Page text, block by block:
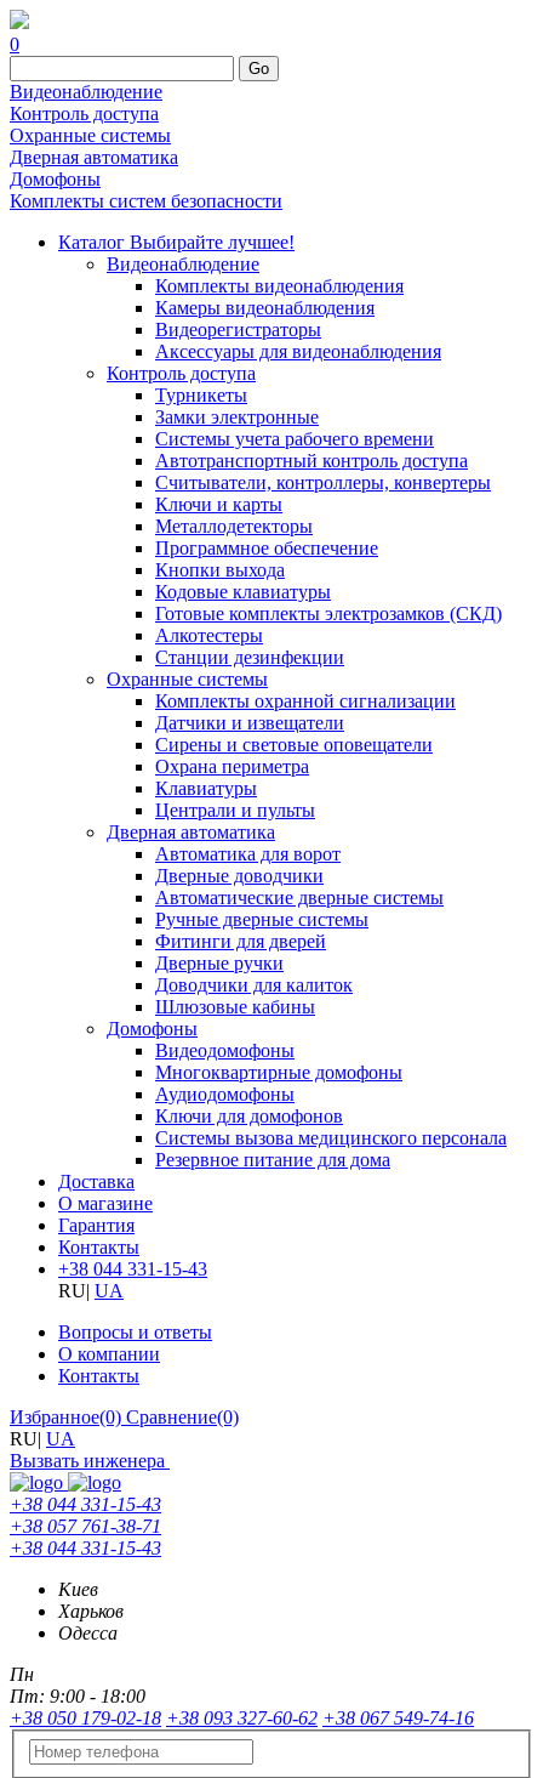
0
Go
Видеонаблюдение
Контроль доступа
Охранные системы
Дверная автоматика
Домофоны
Комплекты систем безопасности
Каталог Выбирайте лучшее!
Видеонаблюдение
Комплекты видеонаблюдения
Камеры видеонаблюдения
Видеорегистраторы
Аксессуары для видеонаблюдения
Контроль доступа
Турникеты
Замки электронные
Системы учета рабочего времени
Автотранспортный контроль доступа
Считыватели, контроллеры, конвертеры
Ключи и карты
Металлодетекторы
Программное обеспечение
Кнопки выхода
Кодовые клавиатуры
Готовые комплекты электрозамков (СКД)
Алкотестеры
Станции дезинфекции
Охранные системы
Комплекты охранной сигнализации
Датчики и извещатели
Сирены и световые оповещатели
Охрана периметра
Клавиатуры
Централи и пульты
Дверная автоматика
Автоматика для ворот
Дверные доводчики
Автоматические дверные системы
Ручные дверные системы
Фитинги для дверей
Дверные ручки
Доводчики для калиток
Шлюзовые кабины
Домофоны
Видеодомофоны
Многоквартирные домофоны
Аудиодомофоны
Ключи для домофонов
Системы вызова медицинского персонала
Резервное питание для дома
Доставка
О магазине
Гарантия
Контакты
+38 044 331-15-43
RU| UA
Вопросы и ответы
О компании
Контакты
Избранное(0) Сравнение(0)
RU| UA
Вызвать инженера
+38 044 331-15-43
+38 057 761-38-71
+38 044 331-15-43
Киев
Харьков
Одесса
Пн
Пт: 9:00 - 18:00
+38 050 179-02-18 +38 093 327-60-62 +38 067 549-74-16